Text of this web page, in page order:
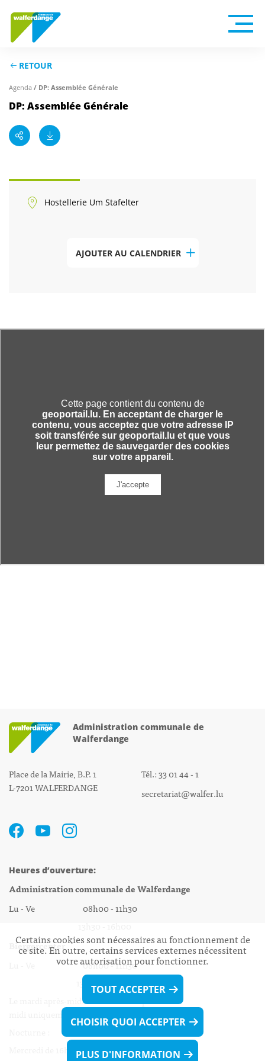
RETOUR
Agenda / DP: Assemblée Générale
DP: Assemblée Générale
Hostellerie Um Stafelter
AJOUTER AU CALENDRIER
Administration communale de
Walferdange
Place de la Mairie, B.P. 1
L-7201 WALFERDANGE
Tél.: 33 01 44 - 1
secretariat@walfer.lu
Heures d’ouverture:
Administration communale de Walferdange
Lu - Ve 08h00 - 11h30
Biergercenter
Lu - Ve 08h00 - 11h30
13h30 - 16h00
Le mardi après-midi et le vendredi après-
midi uniquement sur Rdv.
Mercredi de 16h00 - 18h45 uniquement sur Rdv
Certains cookies sont nécessaires au fonctionnement de
ce site. En outre, certains services externes nécessitent
votre autorisation pour fonctionner.
TOUT ACCEPTER
CHOISIR QUOI ACCEPTER
PLUS D'INFORMATION